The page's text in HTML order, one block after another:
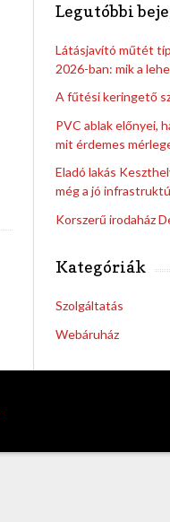
Legutóbbi
Látásjavító műtét
2026-ban: mik a
A fűtési keringető
PVC ablak előnyei,
mit érdemes
Eladó lakás
még a jó
Korszerű irodaház
Kategóriák
Szolgáltatás
Webáruház